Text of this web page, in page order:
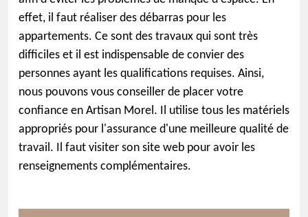
effet, il faut réaliser des débarras pour les
appartements. Ce sont des travaux qui sont très
difficiles et il est indispensable de convier des
personnes ayant les qualifications requises. Ainsi,
nous pouvons vous conseiller de placer votre
confiance en Artisan Morel. Il utilise tous les matériels
appropriés pour l'assurance d'une meilleure qualité de
travail. Il faut visiter son site web pour avoir les
renseignements complémentaires.